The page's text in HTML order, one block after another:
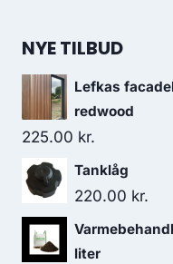
NYE TILBUD
Lefkas
redwood
225.00 kr.
Tanklåg
220.00 kr.
liter